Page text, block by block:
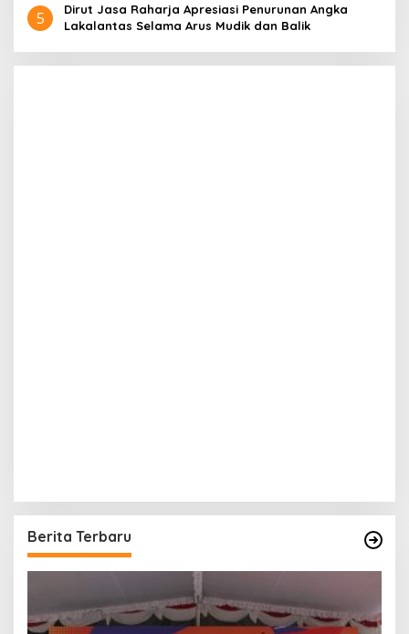
5
Dirut Jasa Raharja Apresiasi Penurunan Angka
Lakalantas Selama Arus Mudik dan Balik
Berita Terbaru